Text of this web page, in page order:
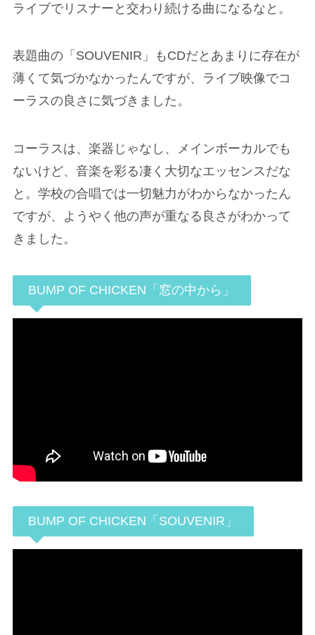
ライブでリスナーと交わり続ける曲になるなと。
表題曲の「SOUVENIR」もCDだとあまりに存在が
薄くて気づかなかったんですが、ライブ映像でコ
ーラスの良さに気づきました。
コーラスは、楽器じゃなし、メインボーカルでも
ないけど、音楽を彩る凄く大切なエッセンスだな
と。学校の合唱では一切魅力がわからなかったん
ですが、ようやく他の声が重なる良さがわかって
きました。
BUMP OF CHICKEN「窓の中から」
BUMP OF CHICKEN「SOUVENIR」